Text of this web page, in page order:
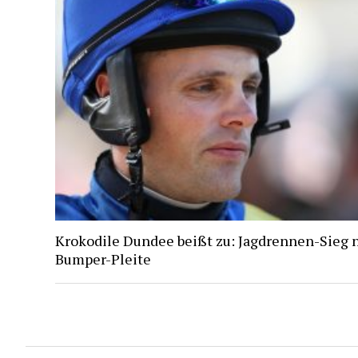
Krokodile Dundee beißt zu: Jagdrennen-Sieg
Bumper-Pleite